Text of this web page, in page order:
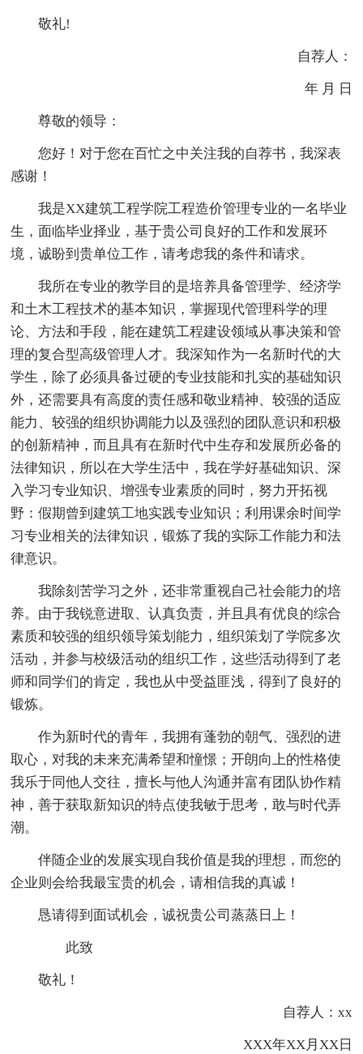
敬礼!
自荐人：
年 月 日
尊敬的领导：
您好！对于您在百忙之中关注我的自荐书，我深表
感谢！
我是XX建筑工程学院工程造价管理专业的一名毕业
生，面临毕业择业，基于贵公司良好的工作和发展环
境，诚盼到贵单位工作，请考虑我的条件和请求。
我所在专业的教学目的是培养具备管理学、经济学
和土木工程技术的基本知识，掌握现代管理科学的理
论、方法和手段，能在建筑工程建设领域从事决策和管
理的复合型高级管理人才。我深知作为一名新时代的大
学生，除了必须具备过硬的专业技能和扎实的基础知识
外，还需要具有高度的责任感和敬业精神、较强的适应
能力、较强的组织协调能力以及强烈的团队意识和积极
的创新精神，而且具有在新时代中生存和发展所必备的
法律知识，所以在大学生活中，我在学好基础知识、深
入学习专业知识、增强专业素质的同时，努力开拓视
野：假期曾到建筑工地实践专业知识；利用课余时间学
习专业相关的法律知识，锻炼了我的实际工作能力和法
律意识。
我除刻苦学习之外，还非常重视自己社会能力的培
养。由于我锐意进取、认真负责，并且具有优良的综合
素质和较强的组织领导策划能力，组织策划了学院多次
活动，并参与校级活动的组织工作，这些活动得到了老
师和同学们的肯定，我也从中受益匪浅，得到了良好的
锻炼。
作为新时代的青年，我拥有蓬勃的朝气、强烈的进
取心，对我的未来充满希望和憧憬；开朗向上的性格使
我乐于同他人交往，擅长与他人沟通并富有团队协作精
神，善于获取新知识的特点使我敏于思考，敢与时代弄
潮。
伴随企业的发展实现自我价值是我的理想，而您的
企业则会给我最宝贵的机会，请相信我的真诚！
恳请得到面试机会，诚祝贵公司蒸蒸日上！
此致
敬礼！
自荐人：xx
XXX年XX月XX日